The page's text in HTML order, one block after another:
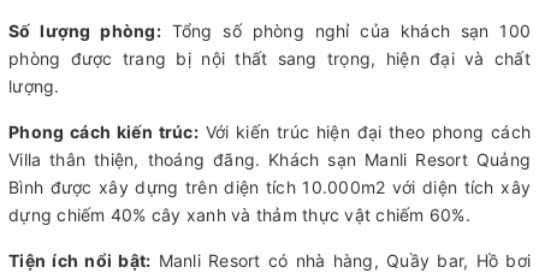
Số lượng phòng:Tổng số phòng nghỉ của khách sạn 100
phòng được trang bị nội thất sang trọng, hiện đại và chất
lượng.
Phong cách kiến trúc:Với kiến trúc hiện đại theo phong cách
Villa thân thiện, thoáng đãng. Khách sạn Manli Resort Quảng
Bình được xây dựng trên diện tích 10.000m2 với diện tích xây
dựng chiếm 40% cây xanh và thảm thực vật chiếm 60%.
Tiện ích nổi bật: Manli Resort có nhà hàng, Quầy bar, Hồ bơi